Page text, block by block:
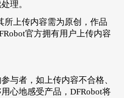
理。
所上传内容需为原创，作品
官方拥有用户上传内容
与者，如上传内容不合格、
心地感受产品，DFRobot将